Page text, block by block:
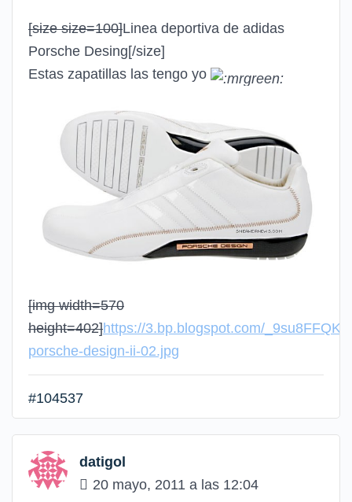
[size size=100]Linea deportiva de adidas
Porsche Desing[/size]
Estas zapatillas las tengo yo
[img width=570
height=402]https://3.bp.blogspot.com/
porsche-design-ii-02.jpg
#104537
datigol
20 mayo, 2011 a las 12:04